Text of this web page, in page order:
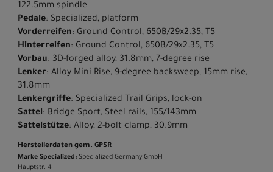
122.5mm spindle
Pedale: Specialized, platform
Vorderreifen: Ground Control, 650B/29x2.35, T5
Hinterreifen: Ground Control, 650B/29x2.35, T5
Vorbau: 3D-forged alloy, 31.8mm, 7-degree rise
Lenker: Alloy Mini Rise, 9-degree backsweep, 15mm rise,
31.8mm
Lenkergriffe: Specialized Trail Grips, lock-on
Sattel: Bridge Sport, Steel rails, 155/143mm
Sattelstütze: Alloy, 2-bolt clamp, 30.9mm
Herstellerdaten gem. GPSR
Marke Specialized: Specialized Germany GmbH
Hauptstr. 4